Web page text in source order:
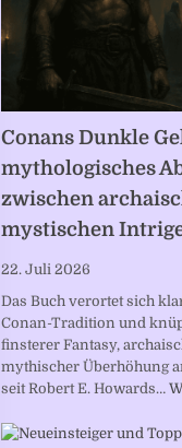
Conans Dunkle
mythologisches
zwischen
mystischen
22. Juli 2026
Das Buch verortet sich
Conan-Tradition und
finsterer Fantasy,
mythischer Überhöhung
seit Robert E. Howards…